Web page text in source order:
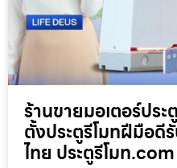
ร้านขายมอเตอร์ประ
ตั้งประตูรีโมทฝีมือดี
ไทย ประตูรีโมท.com